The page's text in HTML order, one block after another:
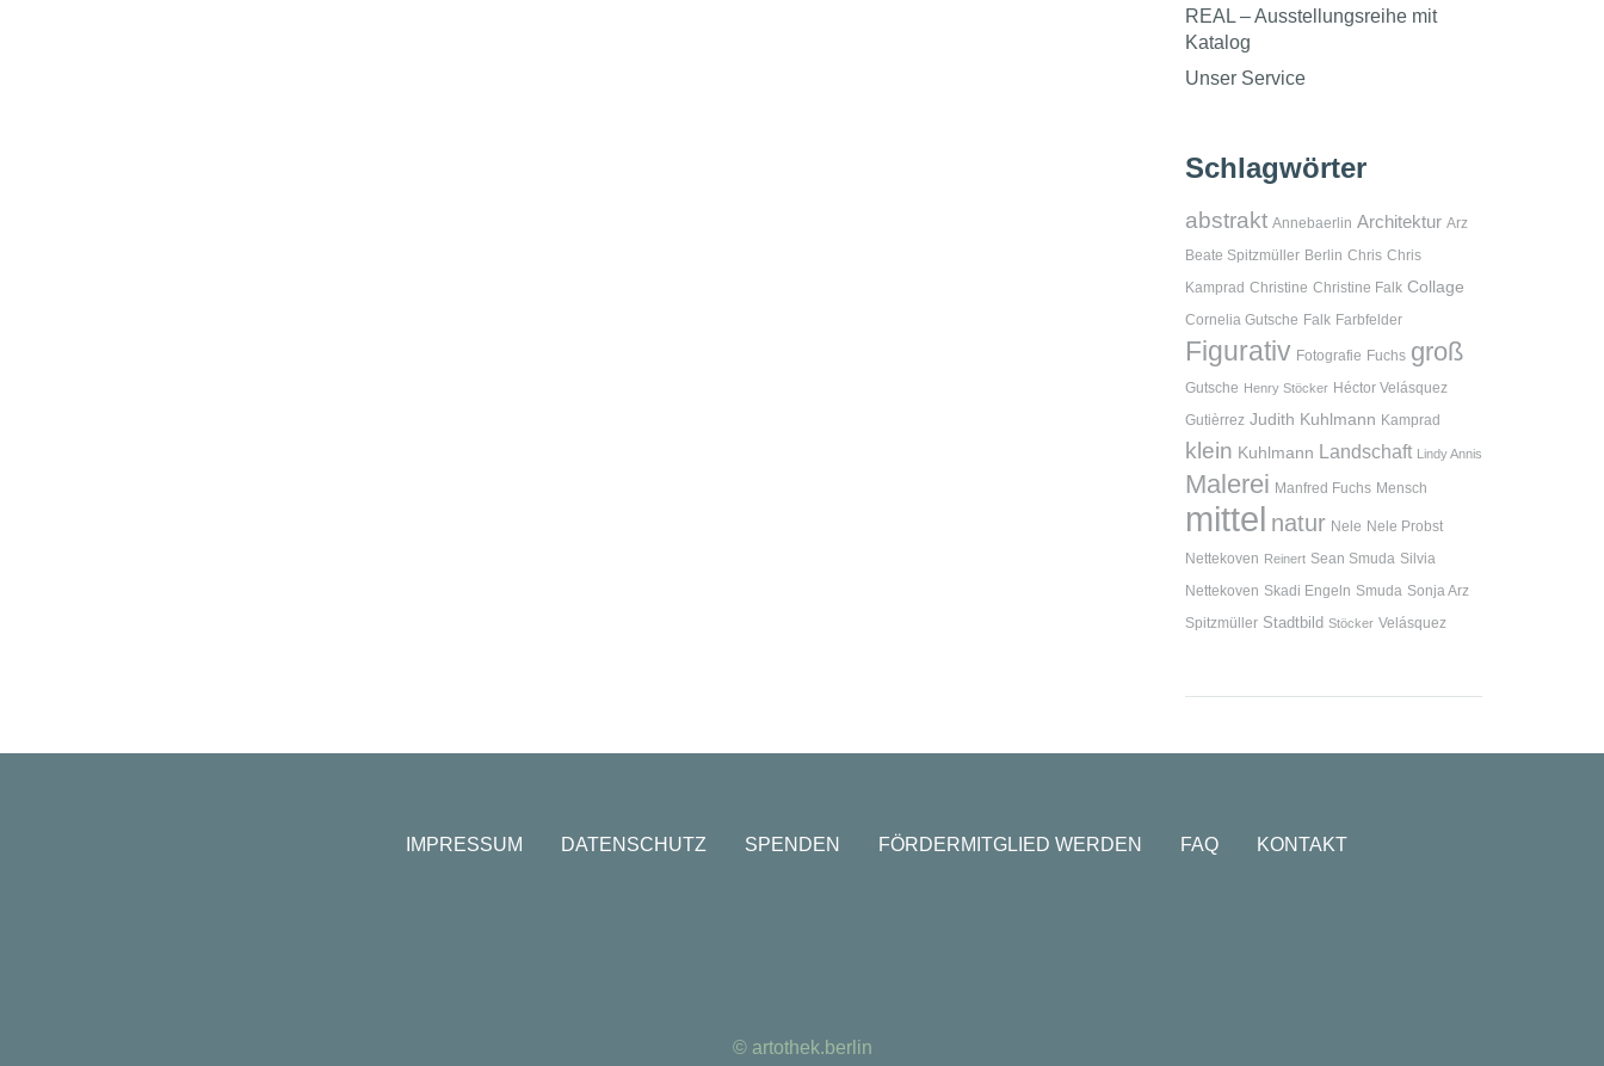
REAL – Ausstellungsreihe mit
Katalog
Unser Service
Schlagwörter
abstrakt Annebaerlin Architektur Arz
Beate Spitzmüller Berlin Chris Chris
Kamprad Christine Christine Falk Collage
Cornelia Gutsche Falk Farbfelder
Figurativ Fotografie Fuchs groß
Gutsche Henry Stöcker Héctor Velásquez
Gutièrrez Judith Kuhlmann Kamprad
klein Kuhlmann Landschaft Lindy Annis
Malerei Manfred Fuchs Mensch
mittel natur Nele Nele Probst
Nettekoven Reinert Sean Smuda Silvia
Nettekoven Skadi Engeln Smuda Sonja Arz
Spitzmüller Stadtbild Stöcker Velásquez
IMPRESSUM DATENSCHUTZ SPENDEN FÖRDERMITGLIED WERDEN FAQ KONTAKT
© artothek.berlin